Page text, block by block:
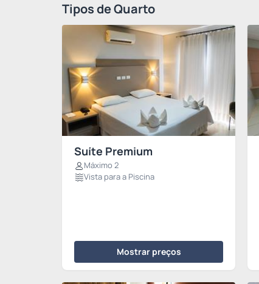
Tipos de Quarto
Suíte Premium
Máximo 2
Vista para a Piscina
Mostrar preços